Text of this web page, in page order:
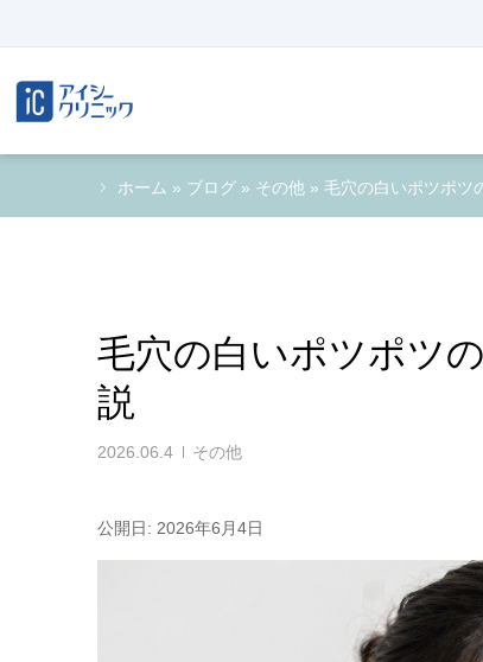
ホーム » ブログ » その他 » 毛穴の白いポツポツ
毛穴の白いポツポツ
説
2026.06.4 その他
公開日: 2026年6月4日